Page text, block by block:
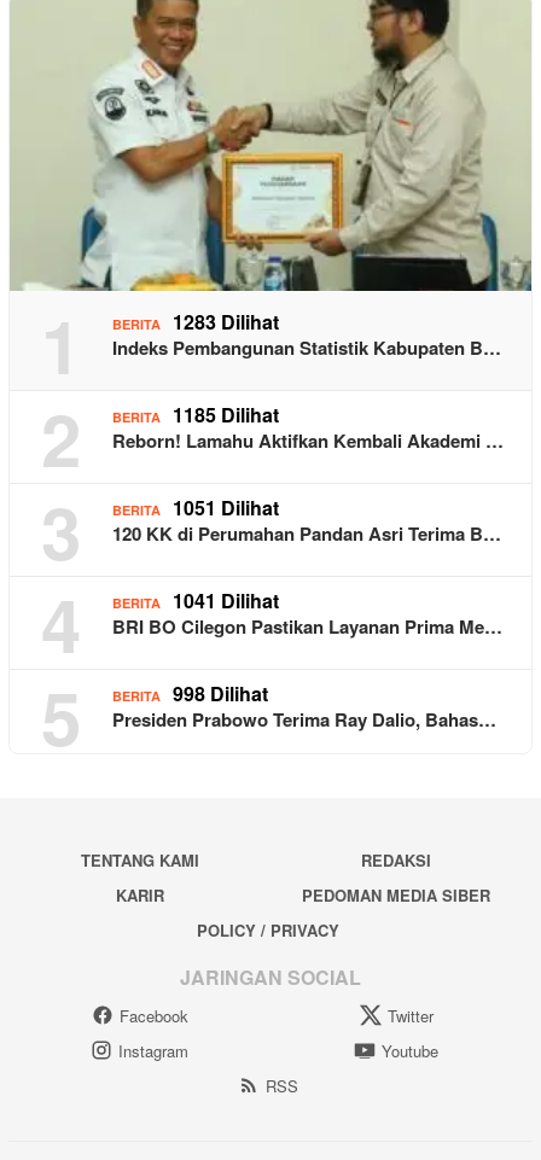
1 BERITA 1283 Dilihat
Indeks Pembangunan Statistik Kabupaten B…
2 BERITA 1185 Dilihat
Reborn! Lamahu Aktifkan Kembali Akademi …
3 BERITA 1051 Dilihat
120 KK di Perumahan Pandan Asri Terima B…
4 BERITA 1041 Dilihat
BRI BO Cilegon Pastikan Layanan Prima Me…
5 BERITA 998 Dilihat
Presiden Prabowo Terima Ray Dalio, Bahas…
TENTANG KAMI
REDAKSI
KARIR
PEDOMAN MEDIA SIBER
POLICY / PRIVACY
JARINGAN SOCIAL
Facebook
Twitter
Instagram
Youtube
RSS